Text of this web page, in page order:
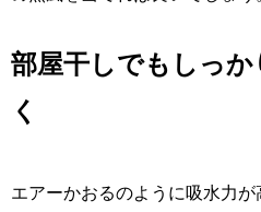
部屋干しでもしっか
く
エアーかおるのように吸水力が